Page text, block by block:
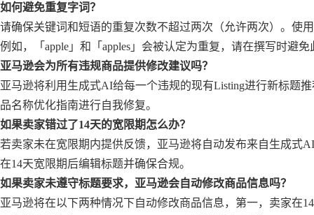
如何避免重复字词？
请确保关键词和短语的重复次数不超过两次（允许两次）。使
例如，「apple」和「apples」会被认定为重复，请在撰写时避
亚马逊会为所有违规商品提供修改建议吗？
亚马逊将利用生成式AI给每一个违规的现有Listing进行新标题
品名称优化指南进行自我修复。
如果卖家错过了14天的宽限期怎么办？
若卖家未在宽限期内提供反馈，亚马逊将自动发布来自生成式
在14天宽限期后编辑标题并确保合规。
如果卖家未遵守标题要求，亚马逊会自动修改商品信息吗？
亚马逊将在以下两种情况下自动修改商品信息，第一，卖家在